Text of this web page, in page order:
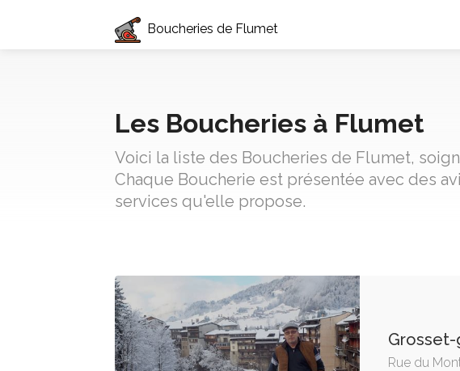
Boucheries de Flumet
Les Boucheries à Flumet
Voici la liste des Boucheries de Flumet,
Chaque Boucherie est présentée avec des
services qu'elle propose.
Grosset-
Rue du